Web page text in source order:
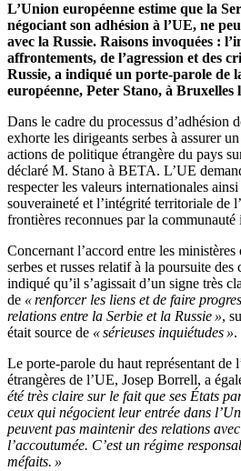
L’Union européenne estime que la
négociant son adhésion à l’UE, ne
avec la Russie. Raisons invoquées :
affrontements, de l’agression et des
Russie, a indiqué un porte-parole de
européenne, Peter Stano, à Bruxelles
Dans le cadre du processus d’adhésion
exhorte les dirigeants serbes à assurer
actions de politique étrangère du pays
déclaré M. Stano à BETA. L’UE
respecter les valeurs internationales
souveraineté et l’intégrité territoriale de
frontières reconnues par la communauté
Concernant l’accord entre les
serbes et russes relatif à la poursuite
indiqué qu’il s’agissait d’un signe très
de « renforcer les liens et de faire
relations entre la Serbie et la Russie »,
était source de « sérieuses inquiétudes ».
Le porte-parole du haut représentant de
étrangères de l’UE, Josep Borrell, a
été très claire sur le fait que ses États
ceux qui négocient leur entrée dans
peuvent pas maintenir des relations
l’accoutumée. C’est un régime
méfaits. »